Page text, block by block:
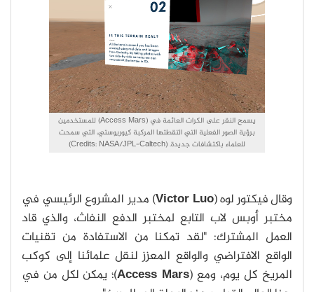
يسمح النقر على الكرات العائمة في (Access Mars) للمستخدمين
برؤية الصور الفعلية التي التقطتها المركبة كيوريوستي، التي سمحت
للعلماء باكتشافات جديدة. (Credits: NASA/JPL-Caltech)
وقال فيكتور لوه (Victor Luo) مدير المشروع الرئيسي في
مختبر أوبس لاب التابع لمختبر الدفع النفاث، والذي قاد
العمل المشترك: "لقد تمكنا من الاستفادة من تقنيات
الواقع الافتراضي والواقع المعزز لنقل علمائنا إلى كوكب
المريخ كل يوم، ومع (Access Mars)؛ يمكن لكل من في